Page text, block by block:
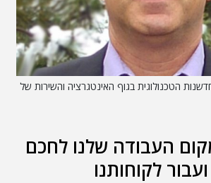
הטכנולוגית בגוף האינטגרציה והשירות של
העבודה שלנו לחכם
לקוחותנו